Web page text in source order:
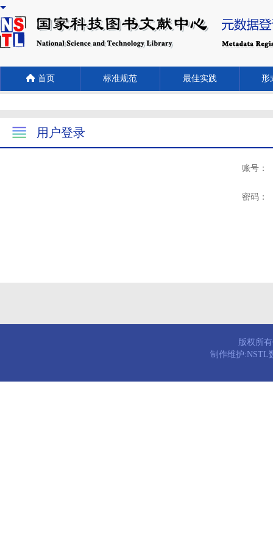
首页 标准规范 最佳实践 形
用户登录
账号：
密码：
版权所
制作维护:NSTL